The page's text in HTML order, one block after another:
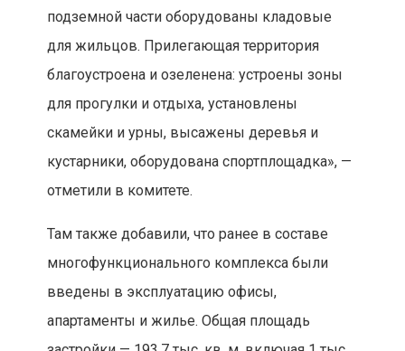
подземной части оборудованы кладовые
для жильцов. Прилегающая территория
благоустроена и озеленена: устроены зоны
для прогулки и отдыха, установлены
скамейки и урны, высажены деревья и
кустарники, оборудована спортплощадка», —
отметили в комитете.
Там также добавили, что ранее в составе
многофункционального комплекса были
введены в эксплуатацию офисы,
апартаменты и жилье. Общая площадь